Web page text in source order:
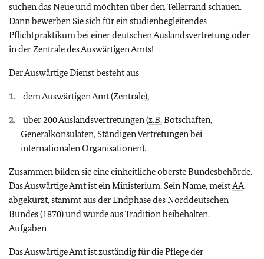
suchen das Neue und möchten über den Tellerrand schauen.
Dann bewerben Sie sich für ein studienbegleitendes
Pflichtpraktikum bei einer deutschen Auslandsvertretung oder
in der Zentrale des Auswärtigen Amts!
Der Auswärtige Dienst besteht aus
dem Auswärtigen Amt (Zentrale),
über 200 Auslandsvertretungen (z.B.Botschaften,
Generalkonsulaten, Ständigen Vertretungen bei
internationalen Organisationen).
Zusammen bilden sie eine einheitliche oberste Bundesbehörde.
Das Auswärtige Amt ist ein Ministerium. Sein Name, meistAA
abgekürzt, stammt aus der Endphase des Norddeutschen
Bundes (1870) und wurde aus Tradition beibehalten.
Aufgaben
Das Auswärtige Amt ist zuständig für die Pflege der